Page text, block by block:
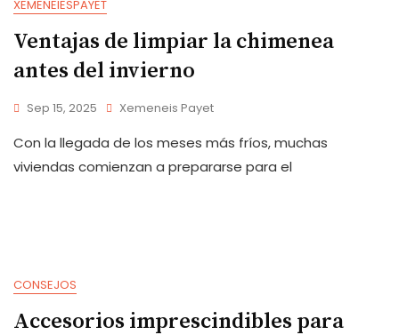
XEMENEIESPAYET
Ventajas de limpiar la chimenea
antes del invierno
Sep 15, 2025 Xemeneis Payet
Con la llegada de los meses más fríos, muchas
viviendas comienzan a prepararse para el
CONSEJOS
Accesorios imprescindibles para